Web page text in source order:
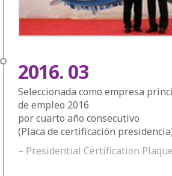
2016. 03
Seleccionada como empresa
de empleo 2016
por cuarto año consecutivo
(Placa de certificación
– Presidential Certification Plaque